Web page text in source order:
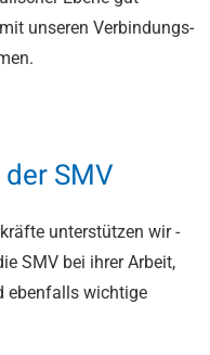
unseren Verbindungs-
SMV
unterstützen wir -
SMV bei ihrer Arbeit,
ebenfalls wichtige